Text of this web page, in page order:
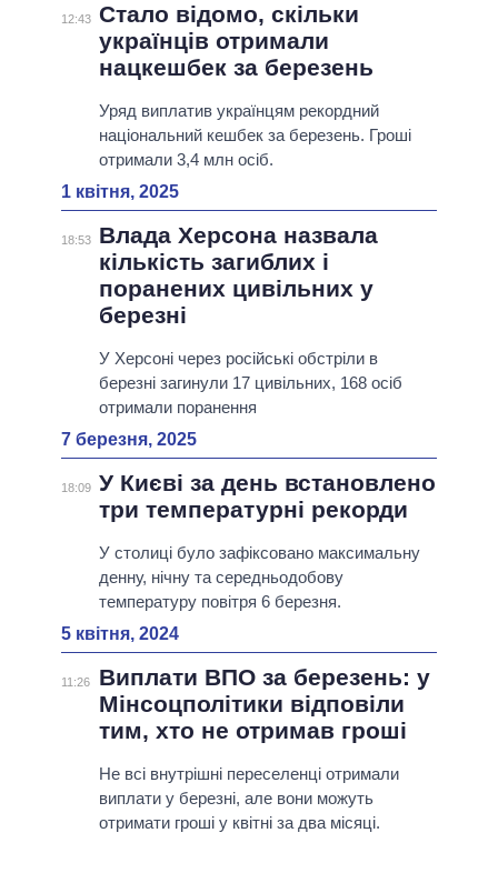
12:43 Стало відомо, скільки
українців отримали
нацкешбек за березень
Уряд виплатив українцям рекордний
національний кешбек за березень. Гроші
отримали 3,4 млн осіб.
1 квітня, 2025
18:53
Влада Херсона назвала
кількість загиблих і
поранених цивільних у
березні
У Херсоні через російські обстріли в
березні загинули 17 цивільних, 168 осіб
отримали поранення
7 березня, 2025
18:09 У Києві за день встановлено
три температурні рекорди
У столиці було зафіксовано максимальну
денну, нічну та середньодобову
температуру повітря 6 березня.
5 квітня, 2024
11:26
Виплати ВПО за березень: у
Мінсоцполітики відповіли
тим, хто не отримав гроші
Не всі внутрішні переселенці отримали
виплати у березні, але вони можуть
отримати гроші у квітні за два місяці.